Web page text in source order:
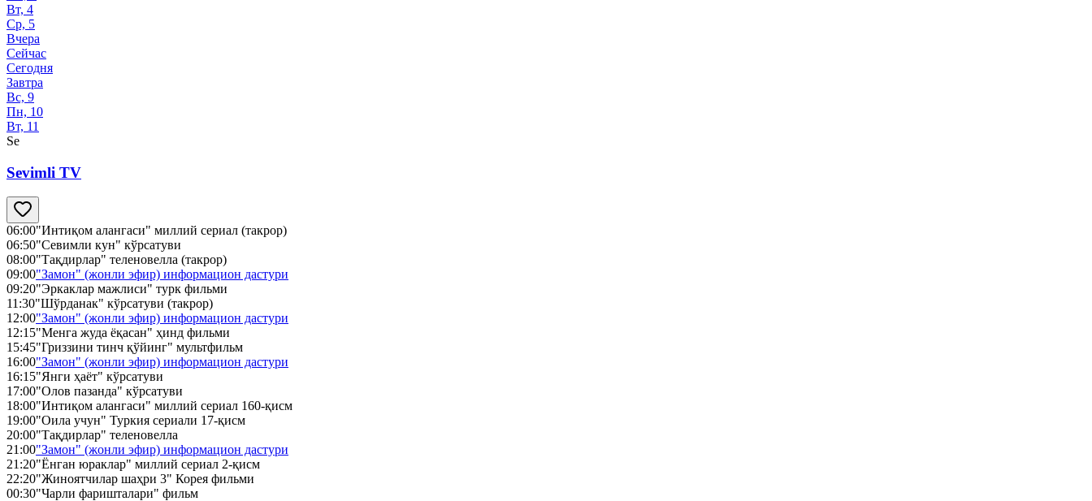
Вт, 4
Ср, 5
Вчера
Сейчас
Сегодня
Завтра
Вс, 9
Пн, 10
Вт, 11
Se
Sevimli TV
06:00"Интиқом алангаси" миллий сериал (такрор)
06:50"Севимли кун" кўрсатуви
08:00"Тақдирлар" теленовелла (такрор)
09:00"Замон" (жонли эфир) информацион дастури
09:20"Эркаклар мажлиси" турк фильми
11:30"Шўрданак" кўрсатуви (такрор)
12:00"Замон" (жонли эфир) информацион дастури
12:15"Менга жуда ёқасан" ҳинд фильми
15:45"Гриззини тинч қўйинг" мультфильм
16:00"Замон" (жонли эфир) информацион дастури
16:15"Янги ҳаёт" кўрсатуви
17:00"Олов пазанда" кўрсатуви
18:00"Интиқом алангаси" миллий сериал 160-қисм
19:00"Оила учун" Туркия сериали 17-қисм
20:00"Тақдирлар" теленовелла
21:00"Замон" (жонли эфир) информацион дастури
21:20"Ёнган юраклар" миллий сериал 2-қисм
22:20"Жиноятчилар шаҳри 3" Корея фильми
00:30"Чарли фаришталари" фильм